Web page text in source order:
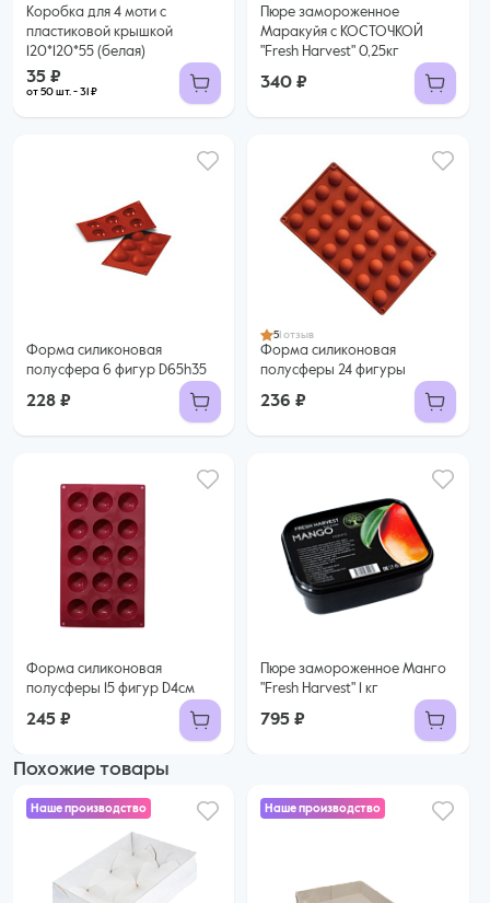
Коробка для 4 моти с
пластиковой крышкой
120*120*55 (белая)
35 ₽
от 50 шт. - 31 ₽
Пюре замороженное
Маракуйя с КОСТОЧКОЙ
"Fresh Harvest" 0,25кг
340 ₽
Форма силиконовая
полусфера 6 фигур D65h35
228 ₽
5 1 отзыв
Форма силиконовая
полусферы 24 фигуры
236 ₽
Форма силиконовая
полусферы 15 фигур D4см
245 ₽
Пюре замороженное Манго
"Fresh Harvest" 1 кг
795 ₽
Похожие товары
Наше производство Наше производство